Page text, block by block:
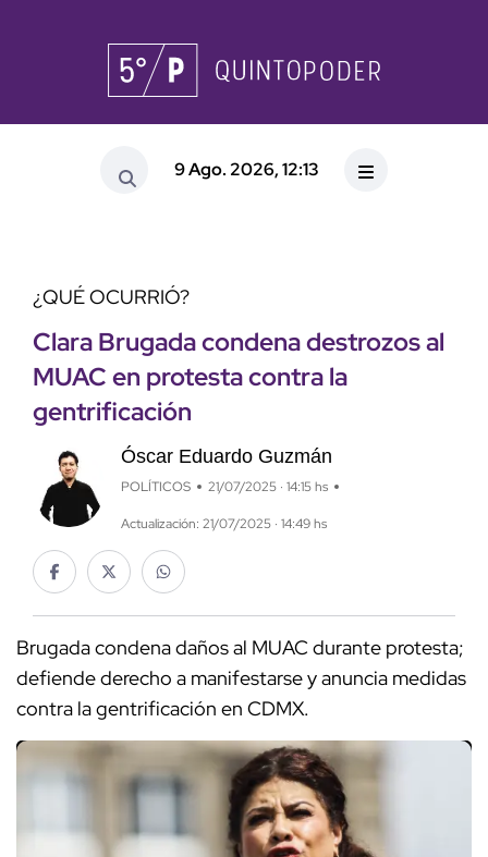
9 Ago. 2026, 12:13
¿QUÉ OCURRIÓ?
Clara Brugada condena destrozos al
MUAC en protesta contra la
gentrificación
Óscar Eduardo Guzmán
POLÍTICOS 21/07/2025 · 14:15 hs
Actualización: 21/07/2025 · 14:49 hs
Brugada condena daños al MUAC durante protesta;
defiende derecho a manifestarse y anuncia medidas
contra la gentrificación en CDMX.